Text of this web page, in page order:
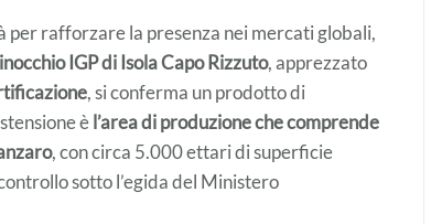
per rafforzare la presenza nei mercati globali,
IGP di Isola Capo Rizzuto, apprezzato
, si conferma un prodotto di
èl’area di produzione che comprende
, con circa 5.000 ettari di superficie
sotto l’egida del Ministero